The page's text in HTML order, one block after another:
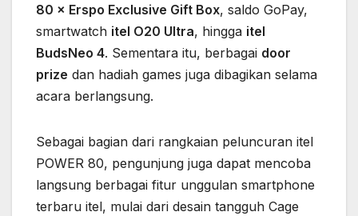
80 × Erspo Exclusive Gift Box, saldo GoPay,
smartwatch itel O20 Ultra, hingga itel
BudsNeo 4. Sementara itu, berbagai door
prize dan hadiah games juga dibagikan selama
acara berlangsung.
Sebagai bagian dari rangkaian peluncuran itel
POWER 80, pengunjung juga dapat mencoba
langsung berbagai fitur unggulan smartphone
terbaru itel, mulai dari desain tangguh Cage